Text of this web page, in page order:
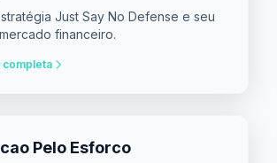
Just Say No Defense e seu
financeiro.
completa
Pelo Esforco